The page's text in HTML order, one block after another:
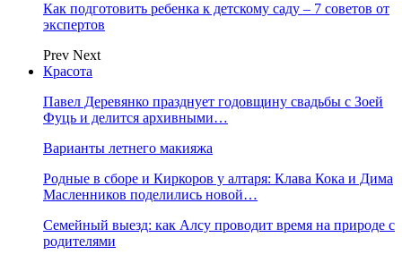
Как подготовить ребенка к детскому саду – 7 советов от
экспертов
Prev Next
Красота
Павел Деревянко празднует годовщину свадьбы с Зоей
Фуць и делится архивными…
Варианты летнего макияжа
Родные в сборе и Киркоров у алтаря: Клава Кока и Дима
Масленников поделились новой…
Семейный выезд: как Алсу проводит время на природе с
родителями